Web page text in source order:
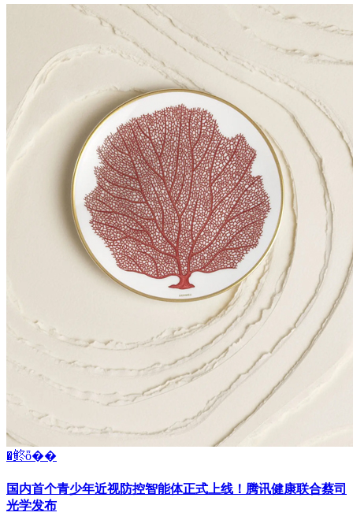
�鿴ȫ��
国内首个青少年近视防控智能体正式上线！腾讯健康联合蔡司
光学发布